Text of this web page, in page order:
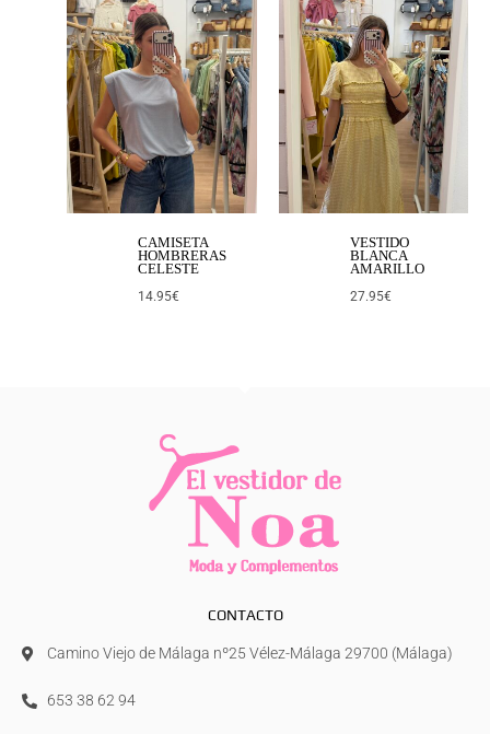
CAMISETA
HOMBRERAS
CELESTE
14.95€
VESTIDO
BLANCA
AMARILLO
27.95€
CONTACTO
Camino Viejo de Málaga nº25 Vélez-Málaga 29700 (Málaga)
653 38 62 94